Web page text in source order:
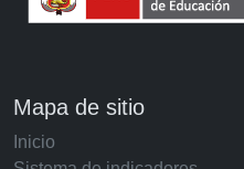
Mapa de sitio
Inicio